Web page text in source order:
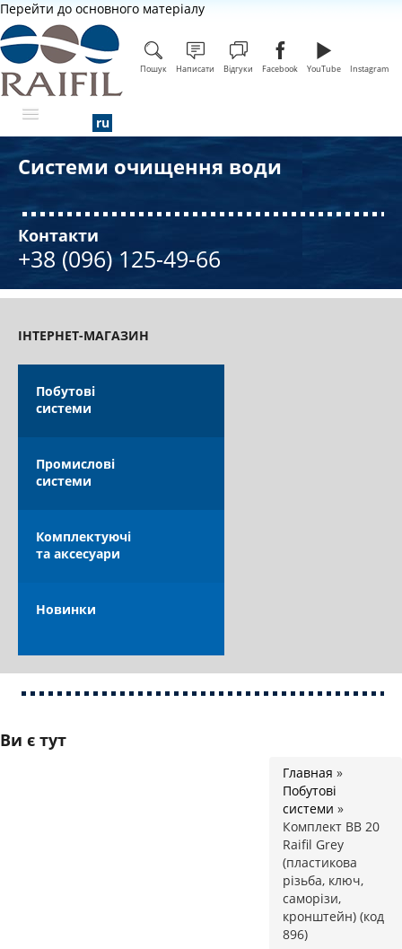
Перейти до основного матеріалу
Пошук Написати Відгуки Facebook YouTube Instagram
ПРО КОМПАНІЮ
ОПЛАТА ТА ДОСТАВКА
Системи очищення води
Контакти
+38 (096) 125-49-66
ІНТЕРНЕТ-МАГАЗИН
Побутові
системи
Промислові
системи
Комплектуючі
та аксесуари
Новинки
Ви є тут
Главная »
Побутові
системи »
Комплект BB 20
Raifil Grey
(пластикова
різьба, ключ,
саморізи,
кронштейн) (код
896)